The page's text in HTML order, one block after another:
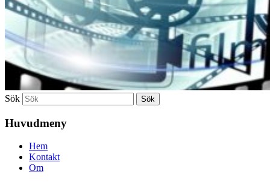
Sök
Huvudmeny
Hem
Kontakt
Om